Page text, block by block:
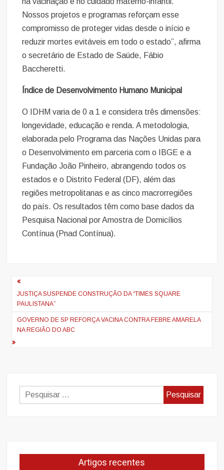
Nossos projetos e programas reforçam esse
compromisso de proteger vidas desde o início e
reduzir mortes evitáveis em todo o estado”, afirma
o secretário de Estado de Saúde, Fábio
Baccheretti.
Índice de Desenvolvimento Humano Municipal
O IDHM varia de 0 a 1 e considera três dimensões:
longevidade, educação e renda. A metodologia,
elaborada pelo Programa das Nações Unidas para
o Desenvolvimento em parceria com o IBGE e a
Fundação João Pinheiro, abrangendo todos os
estados e o Distrito Federal (DF), além das
regiões metropolitanas e as cinco macrorregiões
do país. Os resultados têm como base dados da
Pesquisa Nacional por Amostra de Domicílios
Contínua (Pnad Contínua).
Navegação
de
artigos
JUSTIÇA SUSPENDE CONSTRUÇÃO DA “TIMES SQUARE
PAULISTANA”
GOVERNO DE SP REFORÇA VACINA CONTRA FEBRE AMARELA
NA REGIÃO DO ABC
Pesquisar
por:
Artigos recentes